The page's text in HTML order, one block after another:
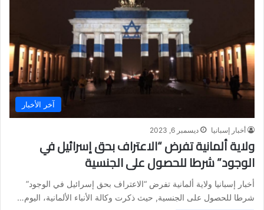
آخر الأخبار
أخبار إسبانيا ديسمبر 6, 2023
ولاية ألمانية تفرض “الاعتراف بحق إسرائيل في
الوجود” شرطا للحصول على الجنسية
أخبار إسبانيا ولاية ألمانية تفرض “الاعتراف بحق إسرائيل في الوجود”
شرطا للحصول على الجنسية, حيث ذكرت وكالة الأنباء الألمانية، اليوم…